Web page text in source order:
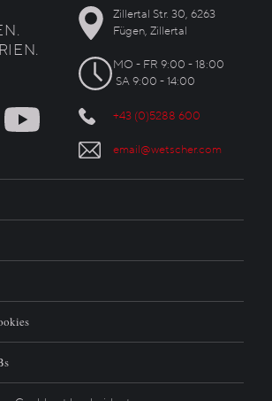
Zillertal Str. 30, 6263
Fügen, Zillertal
MO - FR 9:00 - 18:00
SA 9:00 - 14:00
+43 (0)5288 600
email@wetscher.com